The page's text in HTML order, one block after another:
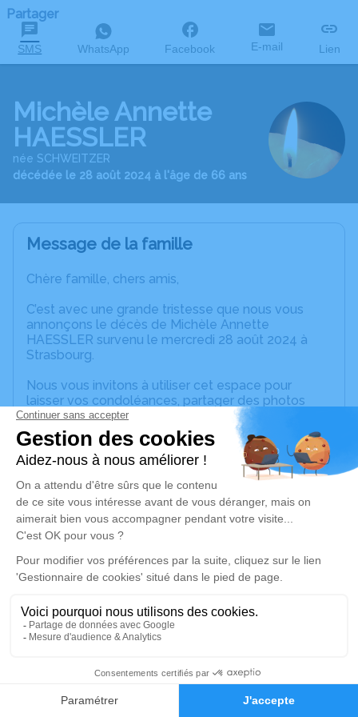
Faire-part Hommages
Partager
SMS WhatsApp Facebook E-mail Lien
Michèle Annette
HAESSLER
née SCHWEITZER
décédée le 28 août 2024 à l'âge de 66 ans
Message de la famille
Chère famille, chers amis,
C’est avec une grande tristesse que nous vous
annonçons le décès de Michèle Annette
HAESSLER survenu le mercredi 28 août 2024 à
Strasbourg.
Nous vous invitons à utiliser cet espace pour
laisser vos condoléances, partager des photos
souvenirs, une anecdote ou exprimer vos pensées
à travers des poèmes ou des textes. Cet endroit
est un lieu d'expression dédié à honorer la
mémoire de Michèle Annette HAESSLER.
Un service de plantation d’arbre hommage est
disponible ici.
vendredi 06 septembre 2024 à 14h30
Église Protestante d'Hurtigheim
67117 Hurtigheim